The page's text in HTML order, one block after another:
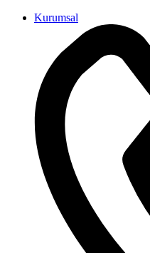
İçeriğeKurumsal